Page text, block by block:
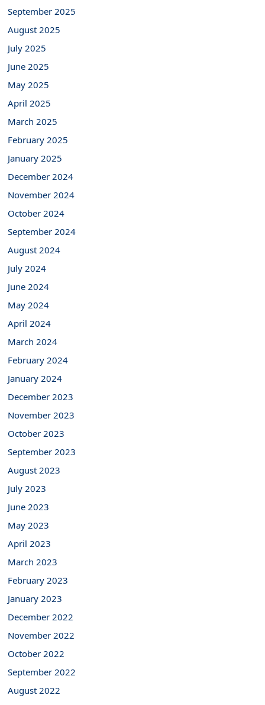
September 2025
August 2025
July 2025
June 2025
May 2025
April 2025
March 2025
February 2025
January 2025
December 2024
November 2024
October 2024
September 2024
August 2024
July 2024
June 2024
May 2024
April 2024
March 2024
February 2024
January 2024
December 2023
November 2023
October 2023
September 2023
August 2023
July 2023
June 2023
May 2023
April 2023
March 2023
February 2023
January 2023
December 2022
November 2022
October 2022
September 2022
August 2022